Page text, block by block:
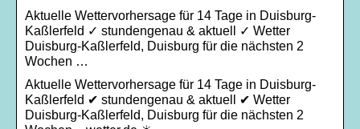
Aktuelle Wettervorhersage für 14 Tage in Duisburg-
Kaßlerfeld ✓ stundengenau & aktuell ✓ Wetter
Duisburg-Kaßlerfeld, Duisburg für die nächsten 2
Wochen …
Aktuelle Wettervorhersage für 14 Tage in Duisburg-
Kaßlerfeld ✔ stundengenau & aktuell ✔ Wetter
Duisburg-Kaßlerfeld, Duisburg für die nächsten 2